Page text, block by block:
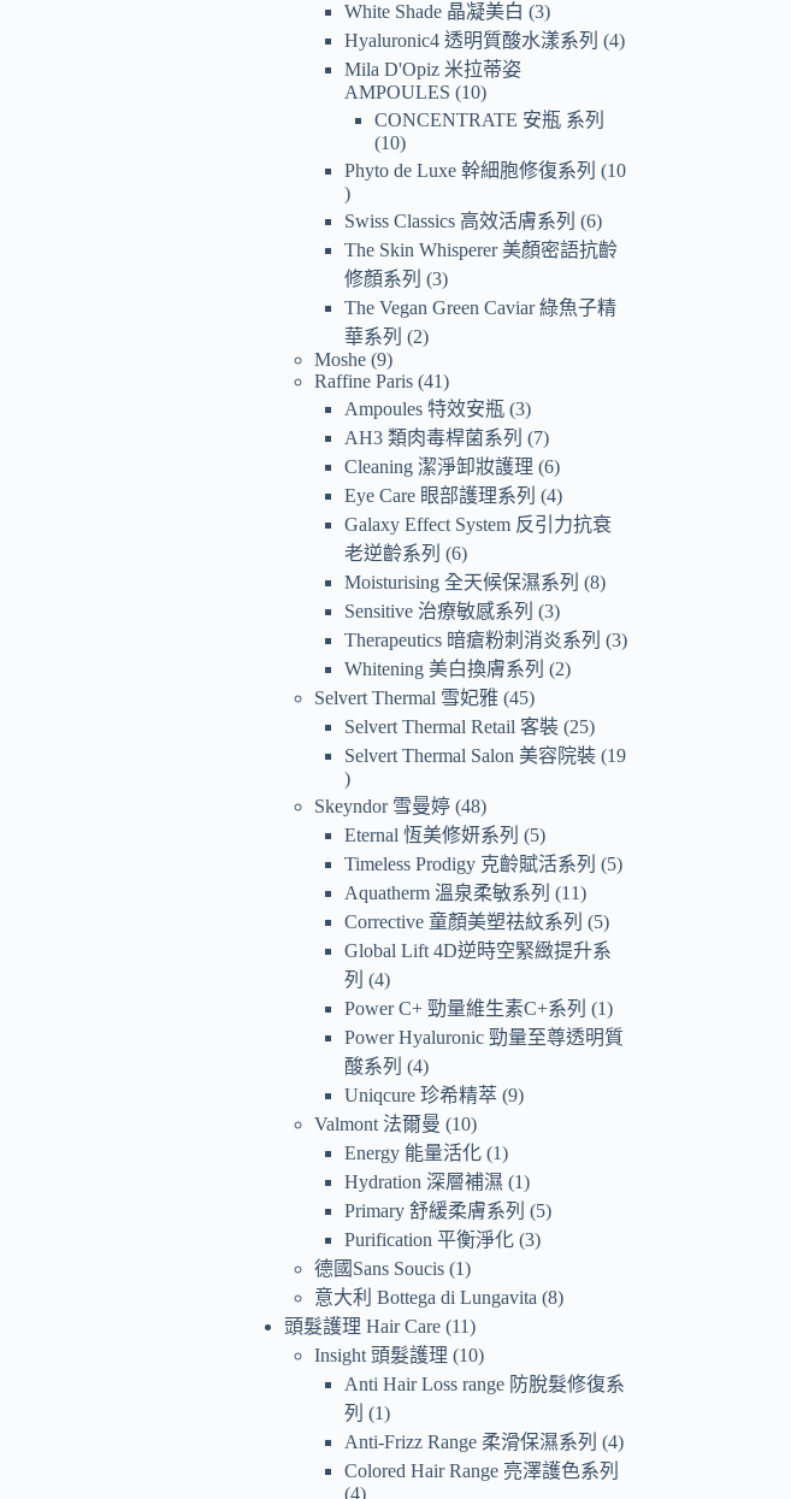
White Shade 晶凝美白
3
Hyaluronic4 透明質酸水漾系列
4
Mila D'Opiz 米拉蒂姿
AMPOULES
10
CONCENTRATE 安瓶 系列
10
Phyto de Luxe 幹細胞修復系列
10
Swiss Classics 高效活膚系列
6
The Skin Whisperer 美顏密語抗齡
修顏系列
3
The Vegan Green Caviar 綠魚子精
華系列
2
Moshe 9
Raffine Paris 41
Ampoules 特效安瓶 3
AH3 類肉毒桿菌系列
7
Cleaning 潔淨卸妝護理 6
Eye Care 眼部護理系列
4
Galaxy Effect System 反引力抗衰
老逆齡系列
6
Moisturising 全天候保濕系列
8
Sensitive 治療敏感系列
3
Therapeutics 暗瘡粉刺消炎系列
3
Whitening 美白換膚系列
2
Selvert Thermal 雪妃雅 45
Selvert Thermal Retail 客裝 25
Selvert Thermal Salon 美容院裝 19
Skeyndor 雪曼婷 48
Eternal 恆美修妍系列
5
Timeless Prodigy 克齡賦活系列
5
Aquatherm 溫泉柔敏系列
11
Corrective 童顏美塑祛紋系列
5
Global Lift 4D逆時空緊緻提升系
列
4
Power C+ 勁量維生素C+系列
1
Power Hyaluronic 勁量至尊透明質
酸系列
4
Uniqcure 珍希精萃 9
Valmont 法爾曼
10
Energy 能量活化 1
Hydration 深層補濕
1
Primary 舒緩柔膚系列
5
Purification 平衡淨化 3
德國Sans Soucis 1
意大利 Bottega di Lungavita 8
頭髮護理 Hair Care 11
Insight 頭髮護理
10
Anti Hair Loss range 防脫髮修復系
列
1
Anti-Frizz Range 柔滑保濕系列
4
Colored Hair Range 亮澤護色系列
4